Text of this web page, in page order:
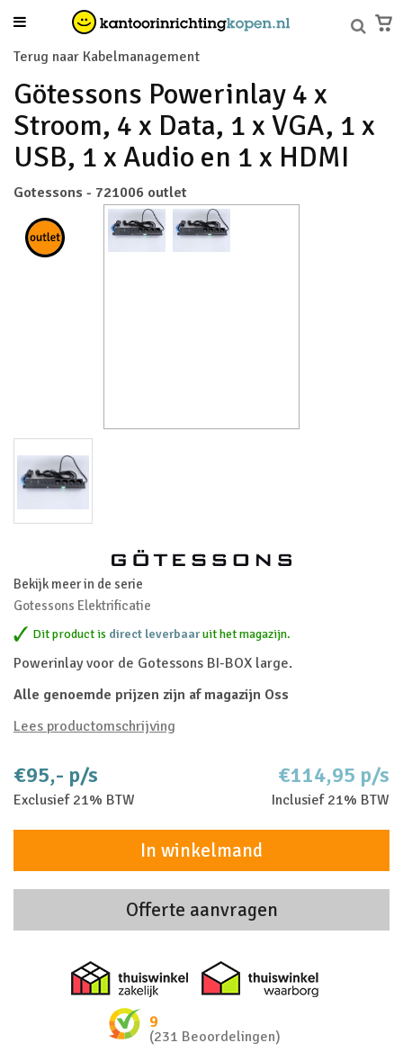
Terug naar Kabelmanagement
Götessons Powerinlay 4 x
Stroom, 4 x Data, 1 x VGA, 1 x
USB, 1 x Audio en 1 x HDMI
Gotessons - 721006 outlet
Bekijk meer in de serie
Gotessons Elektrificatie
Dit product is direct leverbaaruit het magazijn.
Powerinlay voor de Gotessons BI-BOX large.
Alle genoemde prijzen zijn af magazijn Oss
Lees productomschrijving
€95,- p/s
Exclusief 21% BTW
€114,95 p/s
Inclusief 21% BTW
In winkelmand
Offerte aanvragen
Thuiswinkel zakelijk
9
(231 Beoordelingen)